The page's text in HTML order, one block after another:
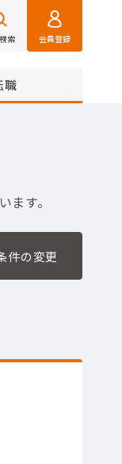
索 会員登録
職
す。